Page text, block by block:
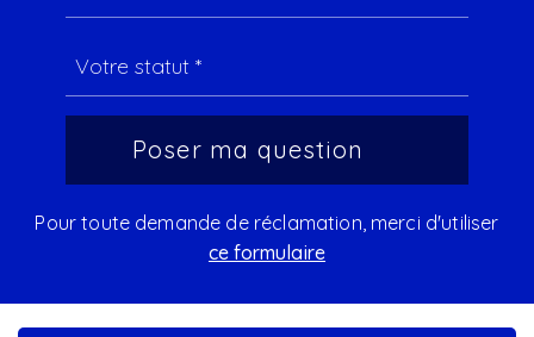
Pour toute demande de réclamation, merci d'utiliser
ce formulaire